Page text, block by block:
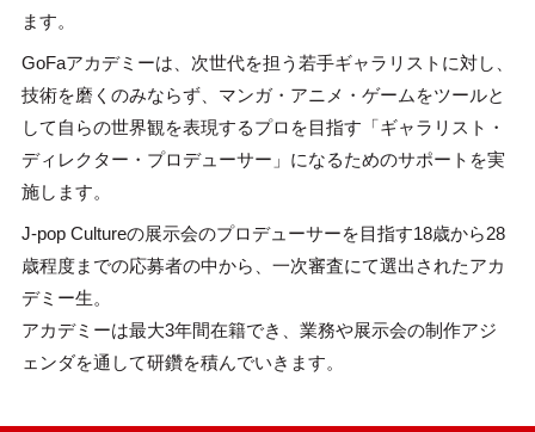
ます。
GoFaアカデミーは、次世代を担う若手ギャラリストに対し、
技術を磨くのみならず、マンガ・アニメ・ゲームをツールと
して自らの世界観を表現するプロを目指す「ギャラリスト・
ディレクター・プロデューサー」になるためのサポートを実
施します。
J-pop Cultureの展示会のプロデューサーを目指す18歳から28
歳程度までの応募者の中から、一次審査にて選出されたアカ
デミー生。
アカデミーは最大3年間在籍でき、業務や展示会の制作アジ
ェンダを通して研鑽を積んでいきます。